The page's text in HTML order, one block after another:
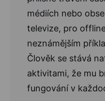
médiích nebo
televize, pro
neznámějším
Člověk se stává
aktivitami, že mu
fungování v